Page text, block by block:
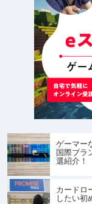
ゲーマー
国際ブラ
選紹介！
カードロ
したい初